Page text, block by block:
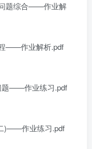
题综合——作业解
——作业解析.pdf
——作业练习.pdf
)——作业练习.pdf